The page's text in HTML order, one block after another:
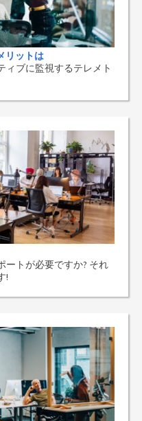
ットは
ィブに監視するテレメト
ートが必要ですか? それ
!